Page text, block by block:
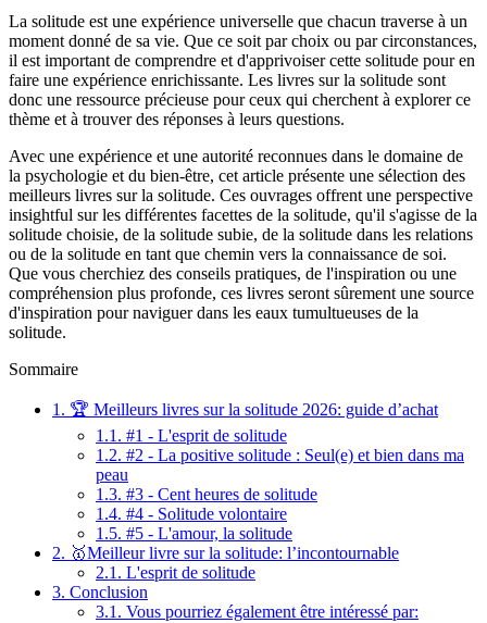
La solitude est une expérience universelle que chacun traverse à un
moment donné de sa vie. Que ce soit par choix ou par circonstances,
il est important de comprendre et d'apprivoiser cette solitude pour en
faire une expérience enrichissante. Les livres sur la solitude sont
donc une ressource précieuse pour ceux qui cherchent à explorer ce
thème et à trouver des réponses à leurs questions.
Avec une expérience et une autorité reconnues dans le domaine de
la psychologie et du bien-être, cet article présente une sélection des
meilleurs livres sur la solitude. Ces ouvrages offrent une perspective
insightful sur les différentes facettes de la solitude, qu'il s'agisse de la
solitude choisie, de la solitude subie, de la solitude dans les relations
ou de la solitude en tant que chemin vers la connaissance de soi.
Que vous cherchiez des conseils pratiques, de l'inspiration ou une
compréhension plus profonde, ces livres seront sûrement une source
d'inspiration pour naviguer dans les eaux tumultueuses de la
solitude.
Sommaire
1. 🏆 Meilleurs livres sur la solitude 2026: guide d’achat
1.1. #1 - L'esprit de solitude
1.2. #2 - La positive solitude : Seul(e) et bien dans ma
peau
1.3. #3 - Cent heures de solitude
1.4. #4 - Solitude volontaire
1.5. #5 - L'amour, la solitude
2. 🥇Meilleur livre sur la solitude: l’incontournable
2.1. L'esprit de solitude
3. Conclusion
3.1. Vous pourriez également être intéressé par: